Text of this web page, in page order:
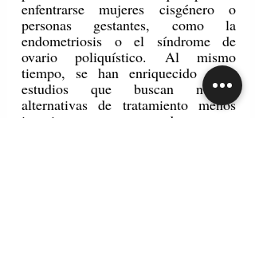
enfentrarse mujeres cisgénero o
personas gestantes, como la
endometriosis o el síndrome de
ovario poliquístico. Al mismo
tiempo, se han enriquecido otros
estudios que buscan nuevas
alternativas de tratamiento menos
invasivas para atender estos